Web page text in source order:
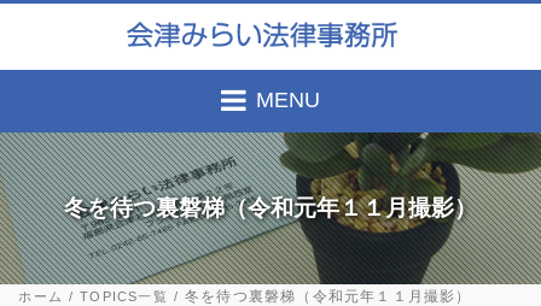
MENU
冬を待つ裏磐梯（令和元年１１月撮影）
ホーム TOPICS一覧 冬を待つ裏磐梯（令和元年１１月撮影）